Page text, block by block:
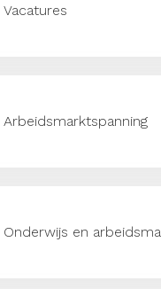
Vacatures
Arbeidsmarktspanning
Onderwijs en